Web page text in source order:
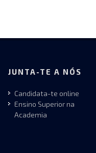
JUNTA-TE A NÓS
Candidata-te online
Ensino Superior na
Academia